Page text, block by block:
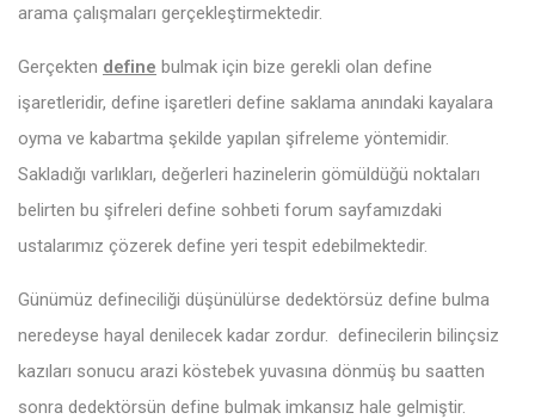
arama çalışmaları gerçekleştirmektedir.
Gerçekten define bulmak için bize gerekli olan define
işaretleridir, define işaretleri define saklama anındaki kayalara
oyma ve kabartma şekilde yapılan şifreleme yöntemidir.
Sakladığı varlıkları, değerleri hazinelerin gömüldüğü noktaları
belirten bu şifreleri define sohbeti forum sayfamızdaki
ustalarımız çözerek define yeri tespit edebilmektedir.
Günümüz defineciliği düşünülürse dedektörsüz define bulma
neredeyse hayal denilecek kadar zordur. definecilerin bilinçsiz
kazıları sonucu arazi köstebek yuvasına dönmüş bu saatten
sonra dedektörsün define bulmak imkansız hale gelmiştir.